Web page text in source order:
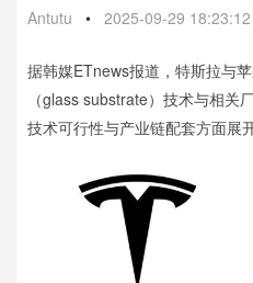
Antutu • 2025-09-29 18:23:12
据韩媒ETnews报道，特斯拉与
（glass substrate）技术与相关
技术可行性与产业链配套方面展